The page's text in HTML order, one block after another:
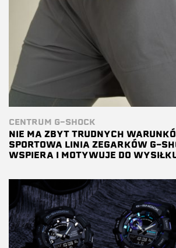
CENTRUM G-SHOCK
NIE MA ZBYT TRUDNYCH
SPORTOWA LINIA ZEGARKÓW G-
WSPIERA I MOTYWUJE DO